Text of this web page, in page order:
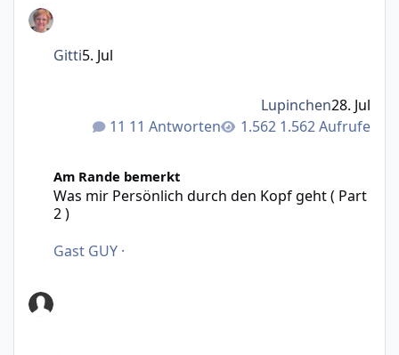
11 Antworten 1.562 Aufrufe
Gitti5. Jul
Lupinchen28. Jul
Am Rande bemerkt
Was mir Persönlich durch den Kopf geht ( Part
2 )
Gast GUY ·